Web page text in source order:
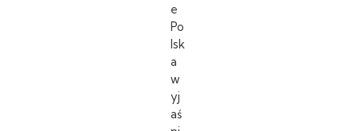
e
Po
lsk
a
w
yj
aś